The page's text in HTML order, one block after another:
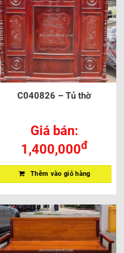
C040826 – Tủ thờ
Giá bán:
1,400,000đ
Thêm vào giỏ hàng